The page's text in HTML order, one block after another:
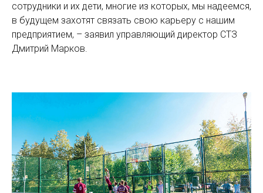
сотрудники и их дети, многие из которых, мы надеемся,
в будущем захотят связать свою карьеру с нашим
предприятием, – заявил управляющий директор СТЗ
Дмитрий Марков.